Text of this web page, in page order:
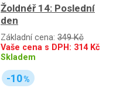
Žoldnéř 14: Poslední
den
Základní cena: 349 Kč
Vaše cena s DPH: 314Kč
Skladem
-10%